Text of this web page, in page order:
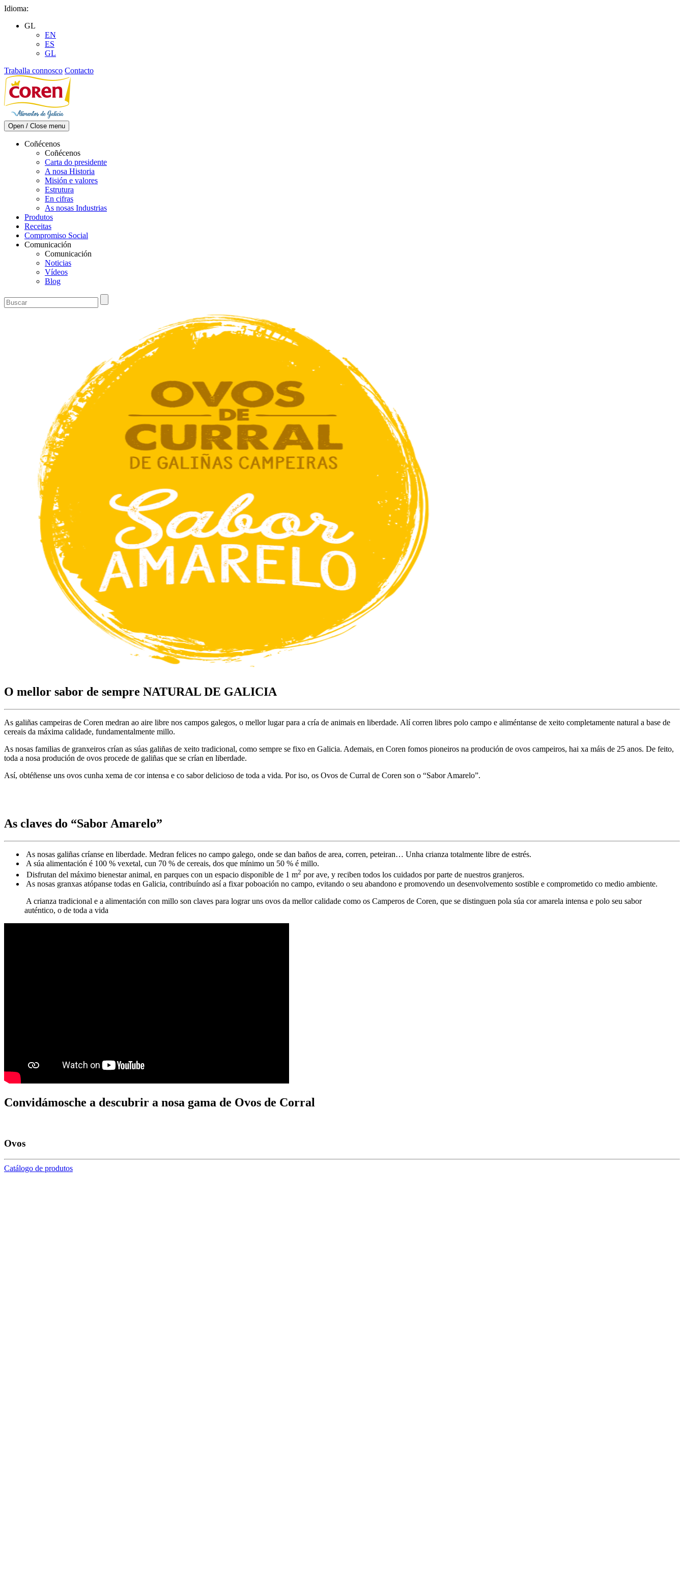
Skip
content
Idioma:
GL
EN
ES
GL
Traballa connosco Contacto
Open / Close menu
Coñécenos
Coñécenos
Carta do presidente
A nosa Historia
Misión e valores
Estrutura
En cifras
As nosas Industrias
Produtos
Receitas
Compromiso Social
Comunicación
Comunicación
Noticias
Vídeos
Blog
O mellor sabor de sempre NATURAL DE GALICIA
As galiñas campeiras de Coren medran ao aire libre nos campos galegos, o mellor lugar para a cría de animais en liberdade. Alí corren libres polo campo e aliméntanse de xeito completamente natural a base de
cereais da máxima calidade, fundamentalmente millo.
As nosas familias de granxeiros crían as súas galiñas de xeito tradicional, como sempre se fixo en Galicia. Ademais, en Coren fomos pioneiros na produción de ovos campeiros, hai xa máis de 25 anos. De feito,
toda a nosa produción de ovos procede de galiñas que se crían en liberdade.
Así, obtéñense uns ovos cunha xema de cor intensa e co sabor delicioso de toda a vida. Por iso, os Ovos de Curral de Coren son o “Sabor Amarelo”.
As claves do “Sabor Amarelo”
As nosas galiñas críanse en liberdade. Medran felices no campo galego, onde se dan baños de area, corren, peteiran… Unha crianza totalmente libre de estrés.
A súa alimentación é 100 % vexetal, cun 70 % de cereais, dos que mínimo un 50 % é millo.
Disfrutan del máximo bienestar animal, en parques con un espacio disponible de 1 m2 por ave, y reciben todos los cuidados por parte de nuestros granjeros.
As nosas granxas atópanse todas en Galicia, contribuíndo así a fixar poboación no campo, evitando o seu abandono e promovendo un desenvolvemento sostible e comprometido co medio ambiente.
A crianza tradicional e a alimentación con millo son claves para lograr uns ovos da mellor calidade como os Camperos de Coren, que se distinguen pola súa cor amarela intensa e polo seu sabor
auténtico, o de toda a vida
Convidámosche a descubrir a nosa gama de Ovos de Corral
Ovos
Catálogo de produtos